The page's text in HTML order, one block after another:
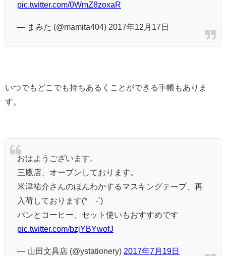
pic.twitter.com/0WmZ8zoxaR
— まみた (@mamita404) 2017年12月17日
いつでもどこでも持ちあるくことができる手帳もありま
す。
おはようございます。
三鷹店、オープンしております。
米津祐介さんのほんわかするマスキングテープ、再
入荷しております(*´-`)
パンとコーヒー、セット使いもおすすめです
pic.twitter.com/bzjYBYwofJ
— 山田文具店 (@ystationery) 2017年7月19日